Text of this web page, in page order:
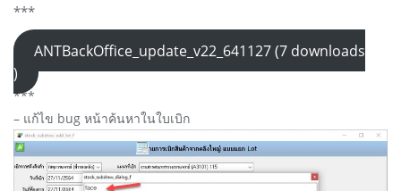
***
ANTBackOffice_update_v22_641127 (7 downloads
)
***
– แก้ไข bug หน้าค้นหาในใบเบิก